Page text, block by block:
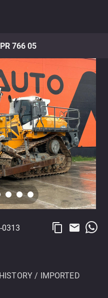
766 05
0313 content_copy email
/ IMPORTED